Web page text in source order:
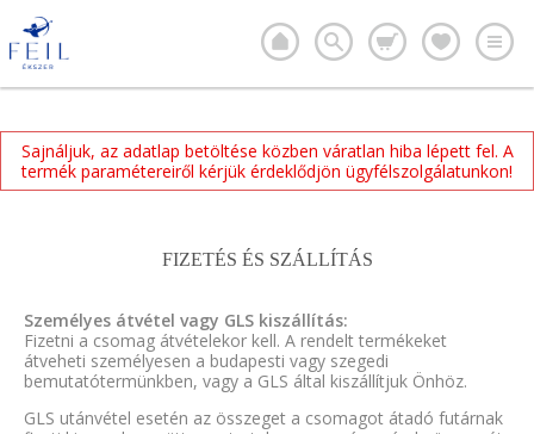
Sajnáljuk, az adatlap betöltése közben váratlan hiba lépett fel. A
termék paramétereiről kérjük érdeklődjön ügyfélszolgálatunkon!
FIZETÉS ÉS SZÁLLÍTÁS
Személyes átvétel vagy GLS kiszállítás:
Fizetni a csomag átvételekor kell. A rendelt termékeket
átveheti személyesen a budapesti vagy szegedi
bemutatótermünkben, vagy a GLS által kiszállítjuk Önhöz.
GLS utánvétel esetén az összeget a csomagot átadó futárnak